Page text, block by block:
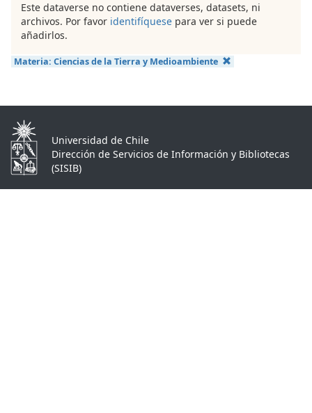
Este dataverse no contiene dataverses, datasets, ni
archivos. Por favor identifíquese para ver si puede
añadirlos.
Materia: Ciencias de la Tierra y Medioambiente
Universidad de Chile
Dirección de Servicios de Información y Bibliotecas
(SISIB)